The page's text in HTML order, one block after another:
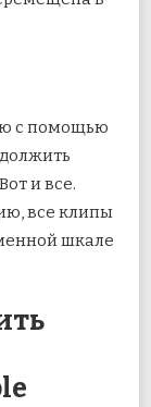
с помощью
и все.
все клипы
шкале